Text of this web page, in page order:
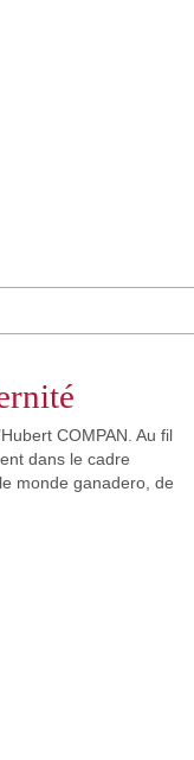
COMPAN. Au fil
dans le cadre
monde ganadero, de